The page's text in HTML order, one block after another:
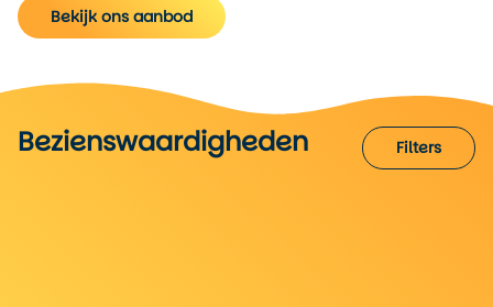
Bekijk ons aanbod
Bezienswaardigheden Filters
Wat te doen! Filters